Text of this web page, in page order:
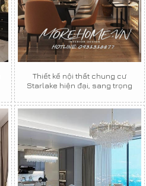
Thiết kế nội thất chung cư
Starlake hiện đại, sang trọng